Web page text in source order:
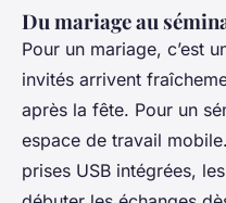
Du mariage au
Pour un mariage, c’est
invités arrivent
après la fête. Pour un
espace de travail
prises USB intégrées,